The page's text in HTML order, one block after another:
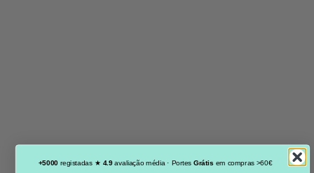
+5000registadas ★ 4.9avaliação média · Portes Grátis em compras >60€